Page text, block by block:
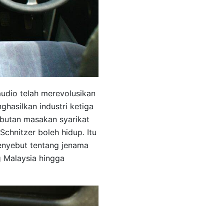
telah merevolusikan
industri ketiga
masakan syarikat
boleh hidup. Itu
tentang jenama
hingga